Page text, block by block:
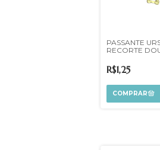
PASSANTE
RECORTE
R$1,25